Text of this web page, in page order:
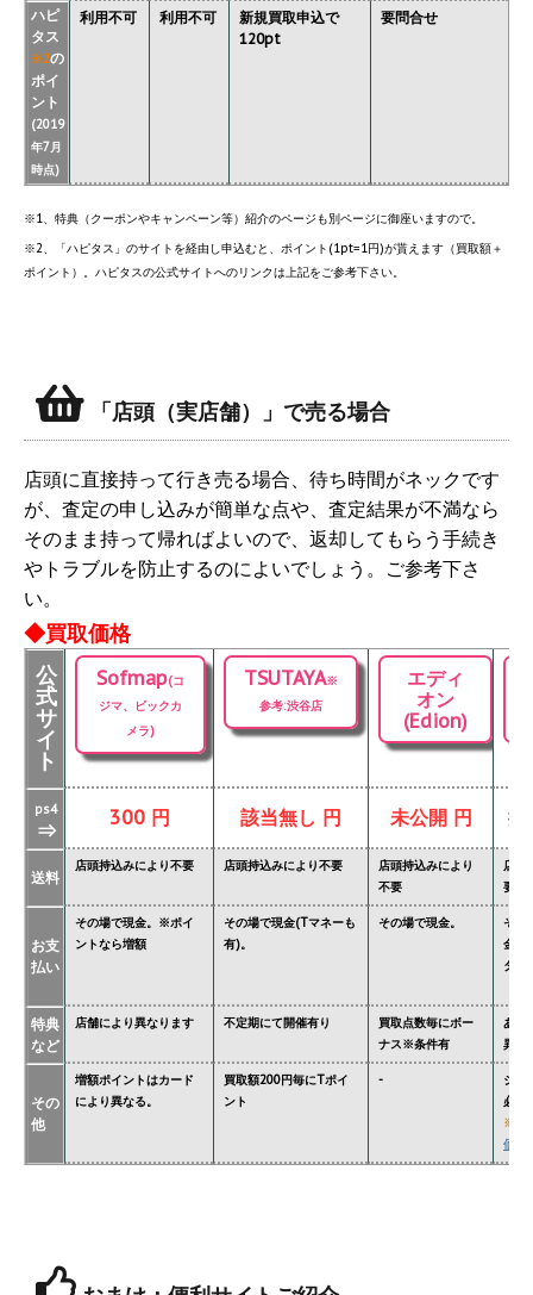
ハピ
タス
※2の
ポイ
ント
(2019
年7月
時点)
利用不可 利用不可
新規買取申込で
120pt
要問合せ
※1、特典（クーポンやキャンペーン等）紹介のページも別ページに御座いますので。
※2、「ハピタス」のサイトを経由し申込むと、ポイント(1pt=1円)が貰えます（買取額＋
ポイント）。ハピタスの公式サイトへのリンクは上記をご参考下さい。
「店頭（実店舗）」で売る場合
店頭に直接持って行き売る場合、待ち時間がネックです
が、査定の申し込みが簡単な点や、査定結果が不満なら
そのまま持って帰ればよいので、返却してもらう手続き
やトラブルを防止するのによいでしょう。ご参考下さ
い。
◆買取価格
公
式
サ
イ
ト
Sofmap(コ
ジマ、ビックカ
メラ)
TSUTAYA※
参考:渋谷店
エディ
オン
(Edion)
ps4
⇒ 300 円 該当無し 円 未公開 円 掲
送料
店頭持込みにより不要 店頭持込みにより不要
店頭持込みにより
不要
店頭
要
お支
払い
その場で現金。※ポイ
ントなら増額
その場で現金(Tマネーも
有)。
その場で現金。
その
金額
ター'
特典
など
店舗により異なります 不定期にて開催有り
買取点数毎にボー
ナス※条件有
あり
異な
その
他
増額ポイントはカード
により異なる。
買取額200円毎にTポイ
ント
-
ジョ
必要
※
価格